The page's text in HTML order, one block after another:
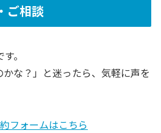
ご相談
。
かな？」と迷ったら、気軽に声を
フォームはこちら